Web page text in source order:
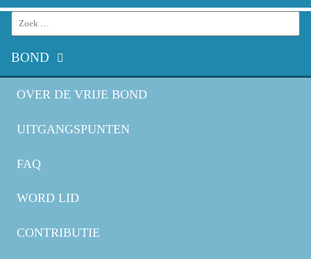
Search
for:
BOND
OVER DE VRIJE BOND
UITGANGSPUNTEN
FAQ
WORD LID
CONTRIBUTIE